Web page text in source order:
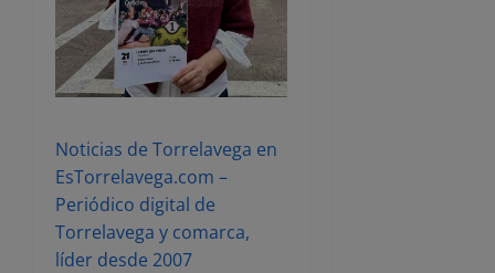
Noticias de Torrelavega en
EsTorrelavega.com –
Periódico digital de
Torrelavega y comarca,
líder desde 2007